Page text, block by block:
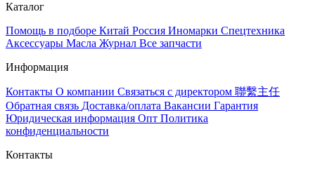
Каталог
Помощь в подборе Китай Россия Иномарки Спецтехника
Аксессуары Масла Журнал Все запчасти
Информация
Контакты О компании Связаться с директором 聯繫主任
Обратная связь Доставка/оплата Вакансии Гарантия
Юридическая информация Опт Политика
конфиденциальности
Контакты